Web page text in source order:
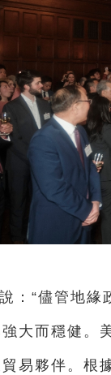
：“儘管地緣
大而穩健。
易夥伴。根